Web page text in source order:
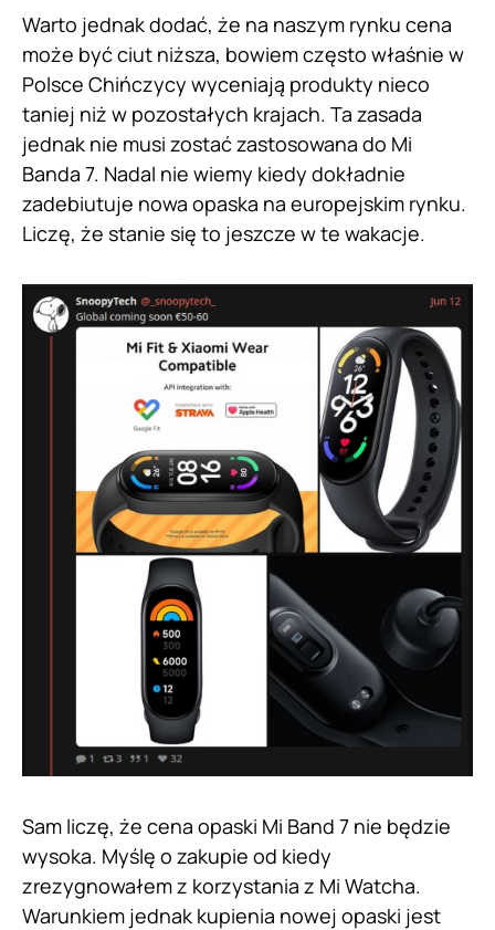
Warto jednak dodać, że na naszym rynku cena
może być ciut niższa, bowiem często właśnie w
Polsce Chińczycy wyceniają produkty nieco
taniej niż w pozostałych krajach. Ta zasada
jednak nie musi zostać zastosowana do Mi
Banda 7. Nadal nie wiemy kiedy dokładnie
zadebiutuje nowa opaska na europejskim rynku.
Liczę, że stanie się to jeszcze w te wakacje.
Sam liczę, że cena opaski Mi Band 7 nie będzie
wysoka. Myślę o zakupie od kiedy
zrezygnowałem z korzystania z Mi Watcha.
Warunkiem jednak kupienia nowej opaski jest